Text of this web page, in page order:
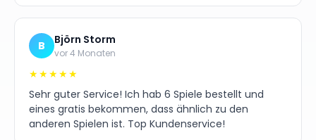
B Björn Storm
vor 4 Monaten
★★★★★
Sehr guter Service! Ich hab 6 Spiele bestellt und
eines gratis bekommen, dass ähnlich zu den
anderen Spielen ist. Top Kundenservice!